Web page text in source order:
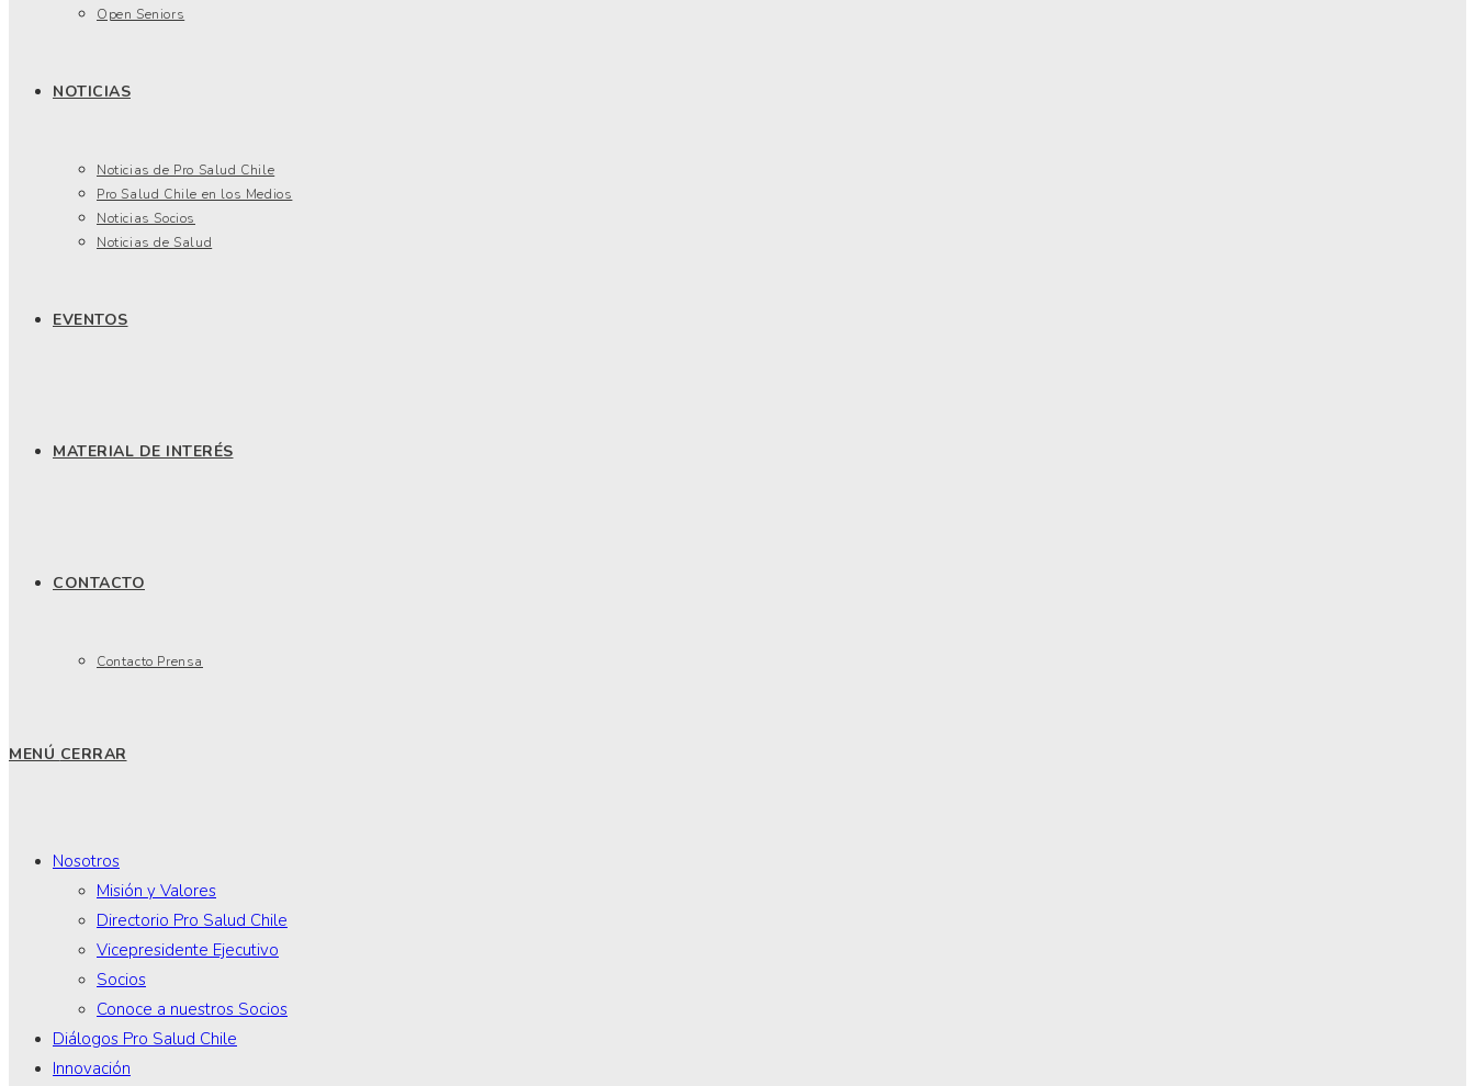
Open Seniors
NOTICIAS
Noticias de Pro Salud Chile
Pro Salud Chile en los Medios
Noticias Socios
Noticias de Salud
EVENTOS
MATERIAL DE INTERÉS
CONTACTO
Contacto Prensa
MENÚ CERRAR
Nosotros
Misión y Valores
Directorio Pro Salud Chile
Vicepresidente Ejecutivo
Socios
Conoce a nuestros Socios
Diálogos Pro Salud Chile
Innovación